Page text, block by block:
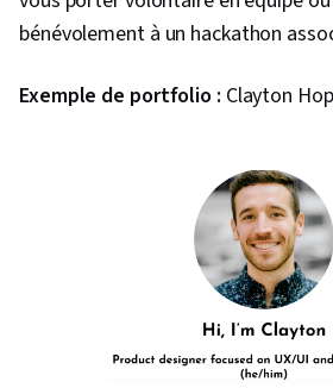
bénévolement à un hackathon
Exemple de portfolio : Clayton